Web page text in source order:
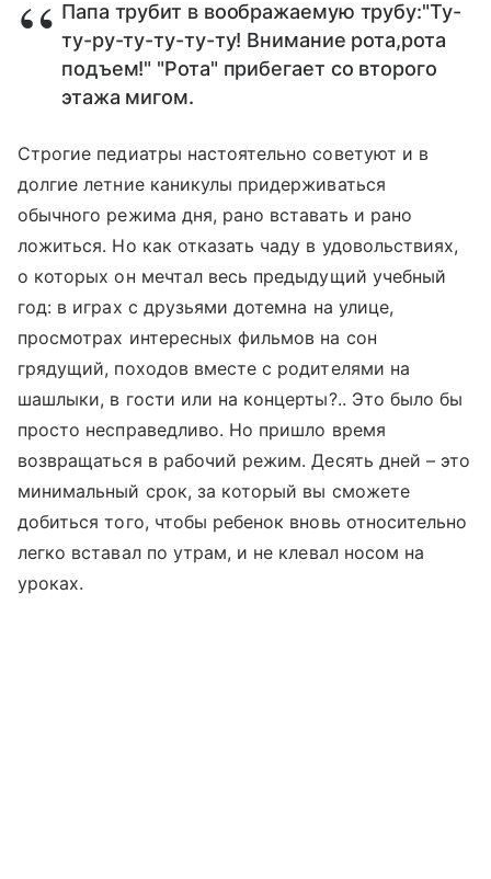
Папа трубит в воображаемую трубу:"Ту-
ту-ру-ту-ту-ту-ту! Внимание рота,рота
подъем!" "Рота" прибегает со второго
этажа мигом.
Строгие педиатры настоятельно советуют и в
долгие летние каникулы придерживаться
обычного режима дня, рано вставать и рано
ложиться. Но как отказать чаду в удовольствиях,
о которых он мечтал весь предыдущий учебный
год: в играх с друзьями дотемна на улице,
просмотрах интересных фильмов на сон
грядущий, походов вместе с родителями на
шашлыки, в гости или на концерты?.. Это было бы
просто несправедливо. Но пришло время
возвращаться в рабочий режим. Десять дней – это
минимальный срок, за который вы сможете
добиться того, чтобы ребенок вновь относительно
легко вставал по утрам, и не клевал носом на
уроках.